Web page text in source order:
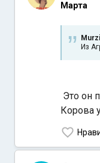
Марта
Из
Это он
Корова